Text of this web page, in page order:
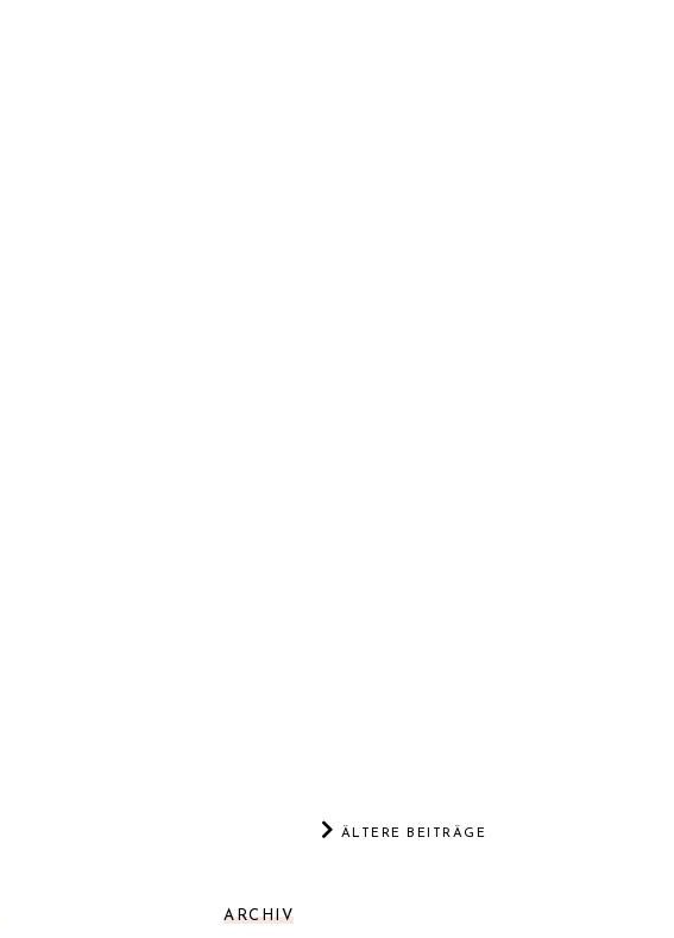
ÄLTERE BEITRÄGE
ARCHIV